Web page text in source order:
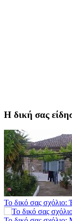
Πλούσιο
του Λαχίου
Η δική σας
Το δικό σας σχόλιο: